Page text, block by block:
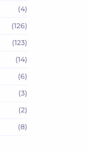
(4)
(126)
(123)
(14)
(6)
(3)
(2)
(8)